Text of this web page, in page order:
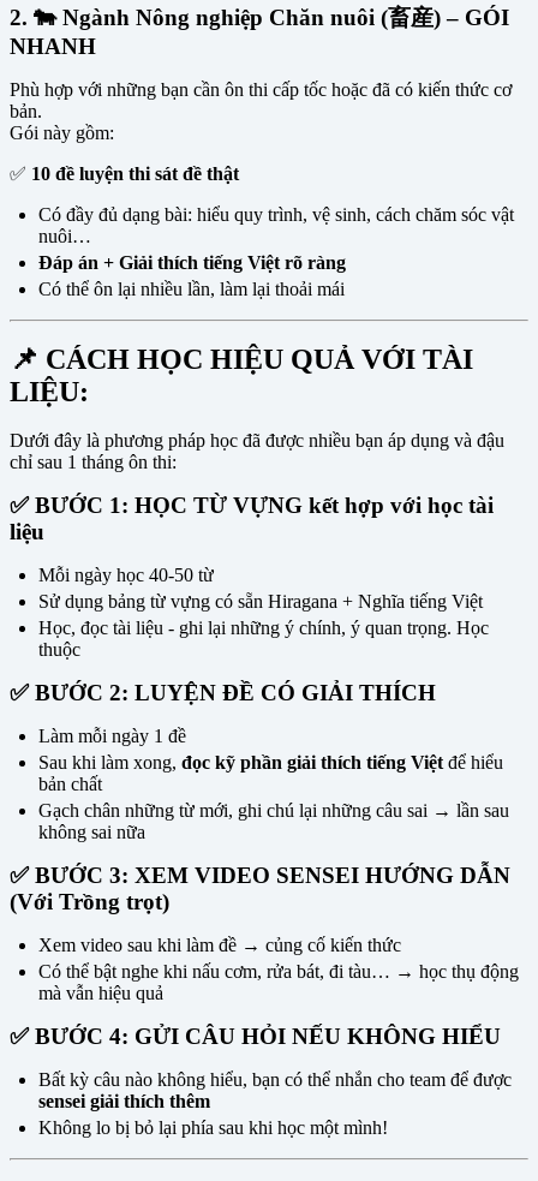
2. 🐄Ngành Nông nghiệp Chăn nuôi (畜産)– GÓI
NHANH
Phù hợp với những bạn cần ôn thi cấp tốc hoặc đã có kiến thức cơ
bản.
Gói này gồm:
✅ 10 đề luyện thi sát đề thật
Có đầy đủ dạng bài: hiểu quy trình, vệ sinh, cách chăm sóc vật
nuôi…
Đáp án + Giải thích tiếng Việt rõ ràng
Có thể ôn lại nhiều lần, làm lại thoải mái
📌 CÁCH HỌC HIỆU QUẢ VỚI TÀI
LIỆU:
Dưới đây là phương pháp học đã được nhiều bạn áp dụng và đậu
chỉ sau 1 tháng ôn thi:
✅ BƯỚC 1: HỌC TỪ VỰNG kết hợp với học tài
liệu
Mỗi ngày học 40-50 từ
Sử dụng bảng từ vựng có sẵn Hiragana + Nghĩa tiếng Việt
Học, đọc tài liệu - ghi lại những ý chính, ý quan trọng. Học
thuộc
✅ BƯỚC 2: LUYỆN ĐỀ CÓ GIẢI THÍCH
Làm mỗi ngày 1 đề
Sau khi làm xong, đọc kỹ phần giải thích tiếng Việt để hiểu
bản chất
Gạch chân những từ mới, ghi chú lại những câu sai → lần sau
không sai nữa
✅ BƯỚC 3: XEM VIDEO SENSEI HƯỚNG DẪN
(Với Trồng trọt)
Xem video sau khi làm đề → củng cố kiến thức
Có thể bật nghe khi nấu cơm, rửa bát, đi tàu… → học thụ động
mà vẫn hiệu quả
✅ BƯỚC 4: GỬI CÂU HỎI NẾU KHÔNG HIỂU
Bất kỳ câu nào không hiểu, bạn có thể nhắn cho team để được
sensei giải thích thêm
Không lo bị bỏ lại phía sau khi học một mình!